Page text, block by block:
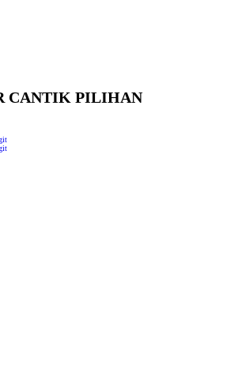
CANTIK PILIHAN